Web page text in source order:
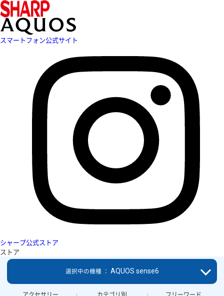
スマートフォン公式サイト
シャープ公式ストア
ストア
選択中の機種 ： AQUOS sense6